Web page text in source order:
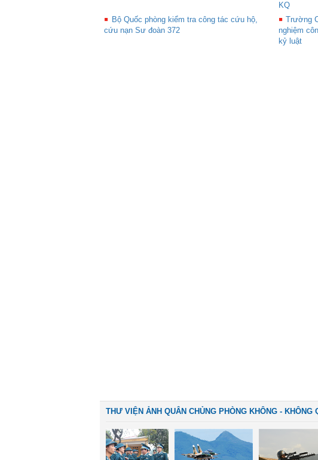
KQ
Bộ Quốc phòng kiểm tra công tác cứu hộ,
cứu nạn Sư đoàn 372
Trường
nghiệm
kỷ luật
THƯ VIỆN ẢNH QUÂN CHỦNG PHÒNG KHÔNG - KHÔNG